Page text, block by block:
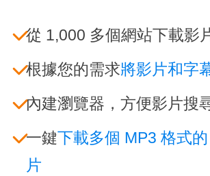
從 1,000 多個網站下載影
根據您的需求將影片和字
內建瀏覽器，方便影片搜
一鍵下載多個 MP3 格式
片